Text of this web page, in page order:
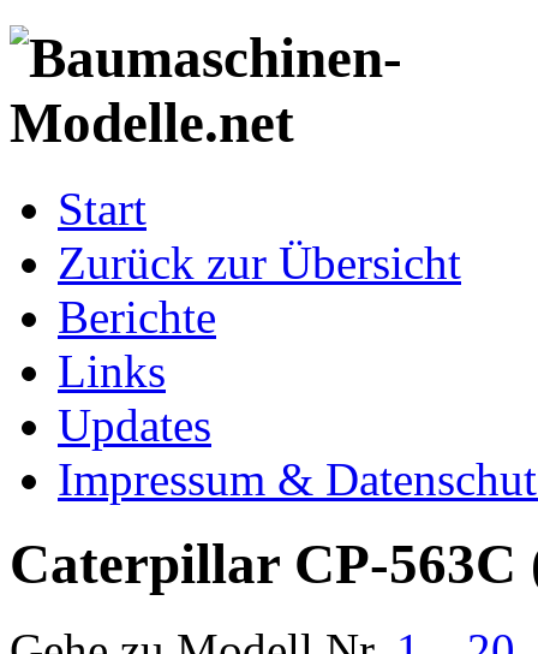
Start
Zurück zur Übersicht
Berichte
Links
Updates
Impressum &
Caterpillar CP-563C